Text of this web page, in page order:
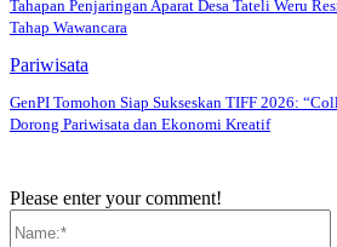
Tahapan Penjaringan Aparat Desa Tateli Weru
Tahap Wawancara
Pariwisata
GenPI Tomohon Siap Sukseskan TIFF 2026:
Dorong Pariwisata dan Ekonomi Kreatif
Please enter your comment!